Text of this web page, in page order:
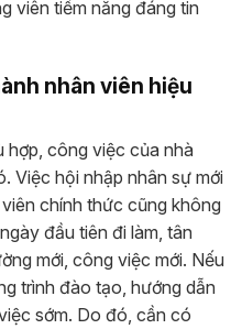
viên tiềm năng đáng tin
nhân viên hiệu
hợp, công việc của nhà
Việc hội nhập nhân sự mới
chính thức cũng không
đầu tiên đi làm, tân
mới, công việc mới. Nếu
trình đào tạo, hướng dẫn
sớm. Do đó, cần có